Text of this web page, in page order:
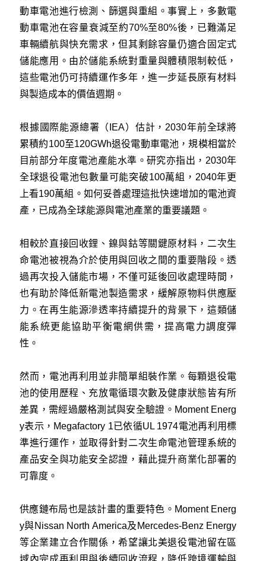
動車電池進行檢測、篩選與重組。事實上，多數電
動車電池在容量衰減至約70%至80%後，已難滿足
車輛續航與快充需求，但其剩餘容量仍適合固定式
儲能應用。由於儲能系統對重量與體積限制較低，
這些電池仍可持續運作多年，進一步延長原有材料
與製造成本的價值週期。
根據國際能源總署（IEA）估計，2030年前全球將
累積約100至120GWh退役電動車電池，規模相當於
目前部分年度電池產能水準。研究亦指出，2030年
全球退役電池包數量可能突破100萬組，2040年更
上看190萬組。如何妥善處理這批快速增加的電池資
產，已成為全球能源與電池產業的重要議題。
相較於直接回收鋰、鎳與鈷等關鍵原材料，二次生
命電池被視為介於使用與回收之間的重要階段。透
過再次投入儲能市場，不僅可延後回收處理時間，
也有助於降低新電池製造需求，緩解原物料供應壓
力。在再生能源滲透率持續提升的背景下，這類儲
能系統更能協助平衡電網供需，提高電力調度彈
性。
然而，電池再利用並非簡單組裝作業。每顆退役電
池的使用歷程、充放電循環次數及健康狀態皆有所
差異，需經過嚴格測試與安全驗證。Moment Energ
y表示，Megafactory 1已依循UL 1974電池再利用標
準進行運作，並取得針對二次生命電池管理系統的
產品安全與功能安全認證，藉此提升商業化部署的
可靠度。
供應鏈布局也是該計畫的重要特色。Moment Energ
y與Nissan North America及Mercedes-Benz Energy
等企業建立合作關係，希望讓北美退役電池留在區
域內完成再利用與後續回收流程，降低跨境運輸與